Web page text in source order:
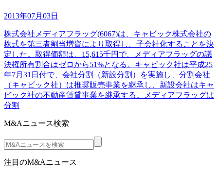
2013年07月03日
株式会社メディアフラッグ(6067)は、キャビック株式会社の
株式を第三者割当増資により取得し、子会社化することを決
定した。取得価額は、15,615千円で、メディアフラッグの議
決権所有割合はゼロから51%となる。キャビック社は平成25
年7月31日付で、会社分割（新設分割）を実施し、分割会社
（キャビック社）は推奨販売事業を継承し、新設会社はキャ
ビック社の不動産賃貸事業を継承する。メディアフラッグは
分割
M&Aニュース検索
注目のM&Aニュース